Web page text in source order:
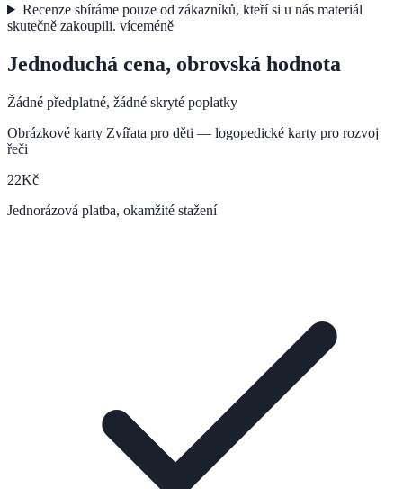
Recenze sbíráme pouze od zákazníků, kteří si u nás materiál
skutečně zakoupili. víceméně
Jednoduchá cena, obrovská hodnota
Žádné předplatné, žádné skryté poplatky
Obrázkové karty Zvířata pro děti — logopedické karty pro rozvoj
řeči
22Kč
Jednorázová platba, okamžité stažení